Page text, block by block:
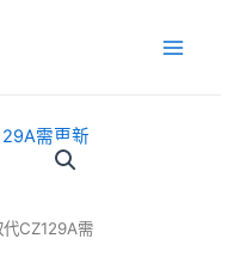
Menu
CZ129A需